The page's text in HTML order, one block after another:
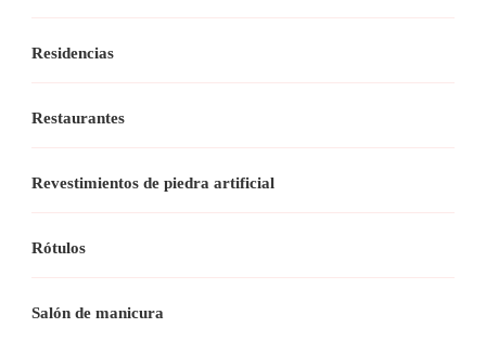
Residencias
Restaurantes
Revestimientos de piedra artificial
Rótulos
Salón de manicura